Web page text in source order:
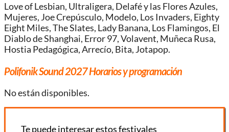
Love of Lesbian, Ultraligera, Delafé y las Flores Azules,
Mujeres, Joe Crepúsculo, Modelo, Los Invaders, Eighty
Eight Miles, The Slates, Lady Banana, Los Flamingos, El
Diablo de Shanghai, Error 97, Volavent, Muñeca Rusa,
Hostia Pedagógica, Arrecío, Bita, Jotapop.
Polifonik Sound 2027Horarios y programación
No están disponibles.
Te puede interesar estos festivales